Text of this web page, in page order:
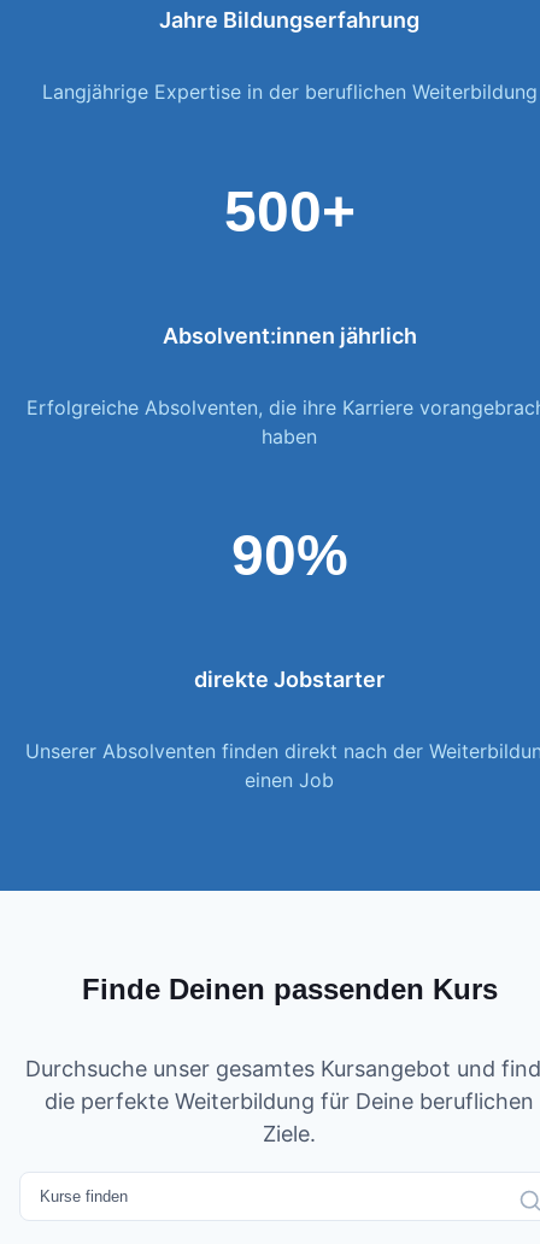
Jahre Bildungserfahrung
Langjährige Expertise in der beruflichen Weiterbildung
500+
Absolvent:innen jährlich
Erfolgreiche Absolventen, die ihre Karriere
haben
90%
direkte Jobstarter
Unserer Absolventen finden direkt nach der
einen Job
Finde Deinen passenden Kurs
Durchsuche unser gesamtes Kursangebot und
die perfekte Weiterbildung für Deine beruflichen
Ziele.